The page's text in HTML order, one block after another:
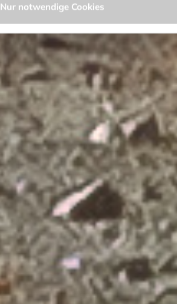
Nur notwendige Cookies